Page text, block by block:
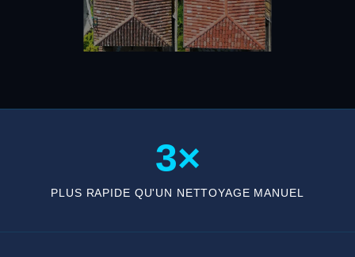
3×
PLUS RAPIDE QU'UN NETTOYAGE MANUEL